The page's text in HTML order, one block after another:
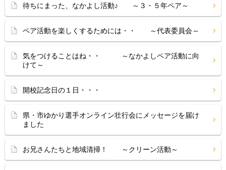
待ちにまった、なかよし活動♪ ～３・５年ペア～
ペア活動を楽しくするためには・・ ～代表委員会～
気をつけることはね・・ ～なかよしペア活動に向
けて～
開校記念日の１日・・・
県・市ゆかり選手オンライン壮行会にメッセージを届け
ました
お兄さんたちと地域清掃！ ～クリーン活動～